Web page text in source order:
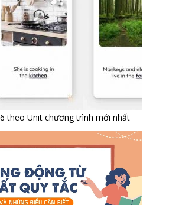
theo Unit chương trình mới nhất